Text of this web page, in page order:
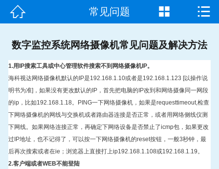
首页
产品中心
成功案例
新闻资讯
常见问题
 常见问题  
数字监控系统网络摄像机常见问题及解决方法
1.用IP搜索工具或中心管理软件搜索不到网络摄像机IP。
海科视达网络摄像机默认的IP是192.168.1.10或者是192.168.1.123 [以操作说
明书为准]，如果没有更改默认的IP，首先把电脑的IP改到和网络摄像同一网段
的ip，比如192.168.1.18 。 PING一下网络摄像机，如果是requesttimeout, 检查
下网络摄像机的网线与交换机或者路由器连接是否正常，或者用网络侧线仪测
下网线。如果网络连接正常，再确定下网络设备是否禁止了icmp包，如果更改
过IP地址，也不记得了，可以按一下网络摄像机的reset按钮，一般3秒钟，最
后再次搜索或者在ie ；浏览器上直接打上ip192.168.1.108或192.168.1.19 。
2.客户端或者WEB不能登陆